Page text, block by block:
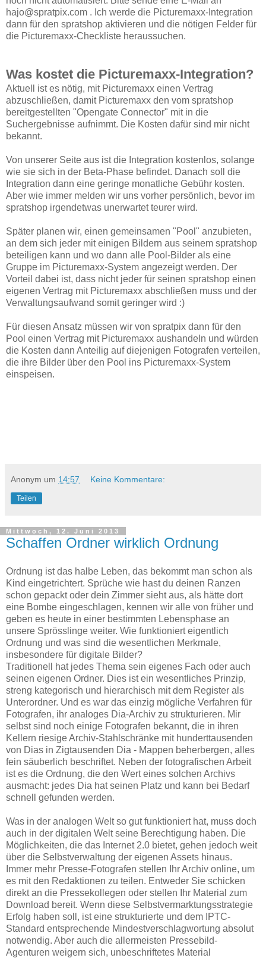
hajo@spratpix.com . Ich werde die Picturemaxx-Integration
dann für den spratshop aktivieren und die nötigen Felder für
die Picturemaxx-Checkliste heraussuchen.
Was kostet die Picturemaxx-Integration?
Aktuell ist es nötig, mit Picturemaxx einen Vertrag
abzuschließen, damit Picturemaxx den vom spratshop
bereitgestellten "Opengate Connector" mit in die
Suchergebnisse aufnimmt. Die Kosten dafür sind mir nicht
bekannt.
Von unserer Seite aus ist die Integration kostenlos, solange
wie sie sich in der Beta-Phase befindet. Danach soll die
Integration dann eine geringe monatliche Gebühr kosten.
Aber wie immer melden wir uns vorher persönlich, bevor im
spratshop irgendetwas unerwartet teurer wird.
Später planen wir, einen gemeinsamen "Pool" anzubieten,
an dem sich jeder mit einigen Bildern aus seinem spratshop
beteiligen kann und wo dann alle Pool-Bilder als eine
Gruppe im Picturemaxx-System angezeigt werden. Der
Vorteil dabei ist, dass nicht jeder für seinen spratshop einen
eigenen Vertrag mit Picturemaxx abschließen muss und der
Verwaltungsaufwand somit geringer wird :)
Für diesen Ansatz müssen wir von spratpix dann für den
Pool einen Vertrag mit Picturemaxx aushandeln und würden
die Kosten dann Anteilig auf diejenigen Fotografen verteilen,
die ihre Bilder über den Pool ins Picturemaxx-System
einspeisen.
Anonym um 14:57 Keine Kommentare:
Teilen
Mittwoch, 12. Juni 2013
Schaffen Ordner wirklich Ordnung
Ordnung ist das halbe Leben, das bekommt man schon als
Kind eingetrichtert. Sprüche wie hast du deinen Ranzen
schon gepackt oder dein Zimmer sieht aus, als hätte dort
eine Bombe eingeschlagen, kennen wir alle von früher und
geben es heute in einer bestimmten Lebensphase an
unsere Sprösslinge weiter. Wie funktioniert eigentlich
Ordnung und was sind die wesentlichen Merkmale,
insbesondere für digitale Bilder?
Traditionell hat jedes Thema sein eigenes Fach oder auch
seinen eigenen Ordner. Dies ist ein wesentliches Prinzip,
streng kategorisch und hierarchisch mit dem Register als
Unterordner. Und es war das einzig mögliche Verfahren für
Fotografen, ihr analoges Dia-Archiv zu strukturieren. Mir
selbst sind noch einige Fotografen bekannt, die in ihren
Kellern riesige Archiv-Stahlschränke mit hunderttausenden
von Dias in Zigtausenden Dia - Mappen beherbergen, alles
fein säuberlich beschriftet. Neben der fotografischen Arbeit
ist es die Ordnung, die den Wert eines solchen Archivs
ausmacht: jedes Dia hat seinen Platz und kann bei Bedarf
schnell gefunden werden.
Was in der analogen Welt so gut funktioniert hat, muss doch
auch in der digitalen Welt seine Berechtigung haben. Die
Möglichkeiten, die das Internet 2.0 bietet, gehen jedoch weit
über die Selbstverwaltung der eigenen Assets hinaus.
Immer mehr Presse-Fotografen stellen Ihr Archiv online, um
es mit den Redaktionen zu teilen. Entweder Sie schicken
direkt an die Pressekollegen oder stellen Ihr Material zum
Download bereit. Wenn diese Selbstvermarktungsstrategie
Erfolg haben soll, ist eine strukturierte und dem IPTC-
Standard entsprechende Mindestverschlagwortung absolut
notwendig. Aber auch die allermeisten Pressebild-
Agenturen weigern sich, unbeschriftetes Material